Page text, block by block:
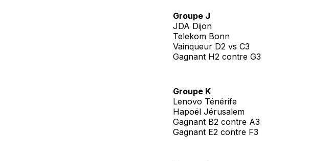
Groupe J
JDA Dijon
Telekom Bonn
Vainqueur D2 vs C3
Gagnant H2 contre G3
Groupe K
Lenovo Ténérife
Hapoël Jérusalem
Gagnant B2 contre A3
Gagnant E2 contre F3